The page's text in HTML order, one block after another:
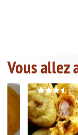
Vous allez